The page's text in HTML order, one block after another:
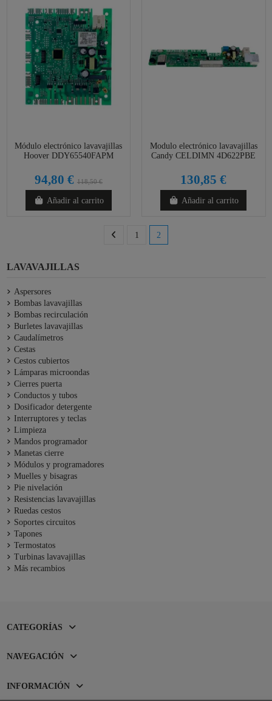
Módulo electrónico lavavajillas
Hoover DDY65540FAPM
94,80 € 118,50 €
Añadir al carrito
Modulo electrónico lavavajillas
Candy CELDIMN 4D622PBE
130,85 €
Añadir al carrito
1 2
LAVAVAJILLAS
Aspersores
Bombas lavavajillas
Bombas recirculación
Burletes lavavajillas
Caudalímetros
Cestas
Cestos cubiertos
Lámparas microondas
Cierres puerta
Conductos y tubos
Dosificador detergente
Interruptores y teclas
Limpieza
Mandos programador
Manetas cierre
Módulos y programadores
Muelles y bisagras
Pie nivelación
Resistencias lavavajillas
Ruedas cestos
Soportes circuitos
Tapones
Termostatos
Turbinas lavavajillas
Más recambios
CATEGORÍAS
NAVEGACIÓN
INFORMACIÓN